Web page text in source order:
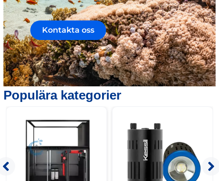
Kontakta oss
Populära kategorier